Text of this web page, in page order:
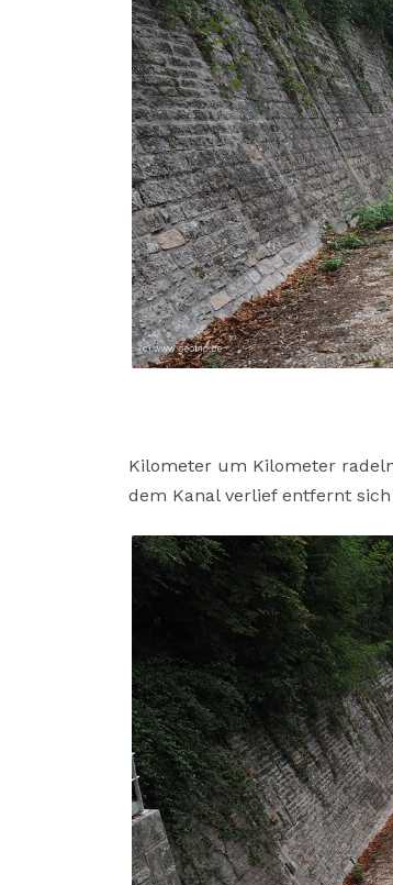
Kilometer um Kilometer
dem Kanal verlief entfernt